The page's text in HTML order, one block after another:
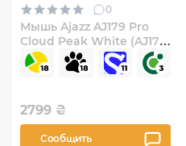
0
Мышь Ajazz AJ179 Pro
Cloud Peak White (AJ179-
PRO-W)
2799 ₴
Сообщить